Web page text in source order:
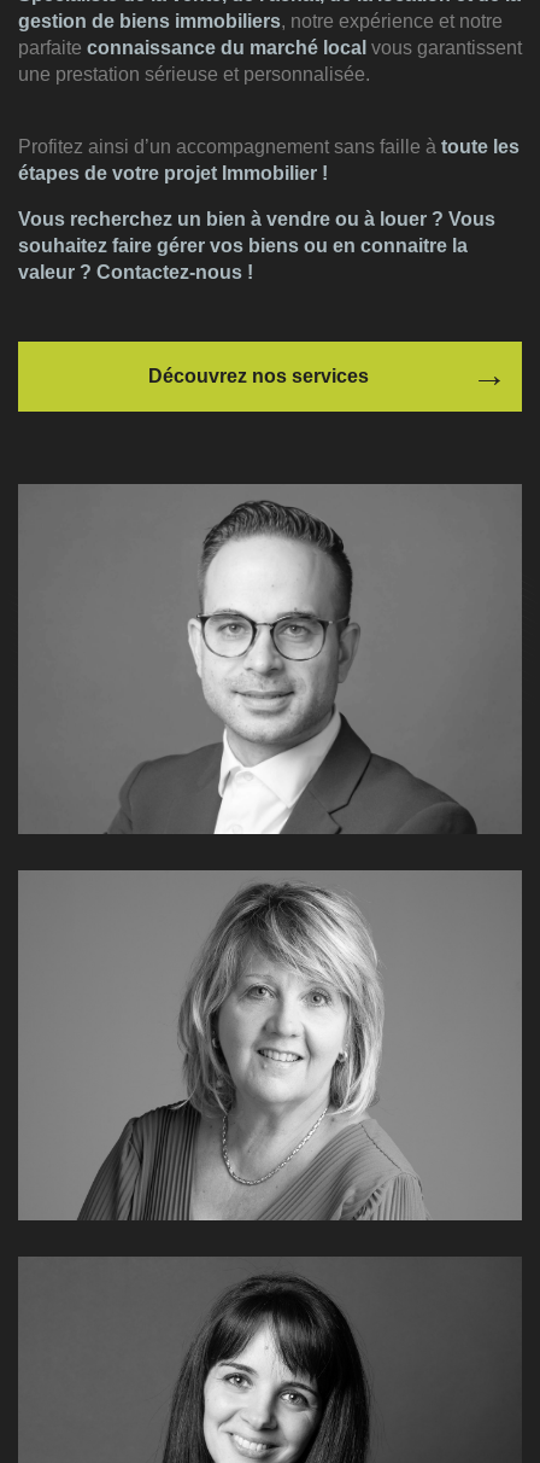
gestion de biens immobiliers, notre expérience et notre
parfaite connaissance du marché local vous garantissent
une prestation sérieuse et personnalisée.
Profitez ainsi d’un accompagnement sans faille à toute les
étapes de votre projet Immobilier !
Vous recherchez un bien à vendre ou à louer ? Vous
souhaitez faire gérer vos biens ou en connaitre la
valeur ? Contactez-nous !
Découvrez nos services